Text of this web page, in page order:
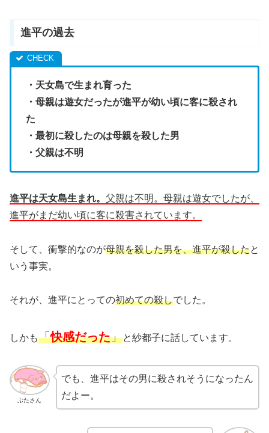
進平の過去
・天女島で生まれ育った
・母親は遊女だったが進平が幼い頃に客に殺され
た
・最初に殺したのは母親を殺した男
・父親は不明
進平は天女島生まれ。 父親は不明。 母親は遊女でしたが、
進平がまだ幼い頃に客に殺害されています。
そして、衝撃的なのが母親を殺した男を、進平が殺したと
いう事実。
それが、進平にとっての初めての殺しでした。
しかも「快感だった」と紗都子に話しています。
ぶたさん
でも、進平はその男に殺されそうになったん
だよー。